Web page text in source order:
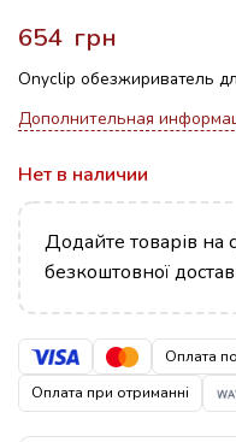
грн
Onyclip обезжириватель
Дополнительная
Нет в наличии
Додайте товарів на
безкоштовної
Оплата
Оплата при отриманні